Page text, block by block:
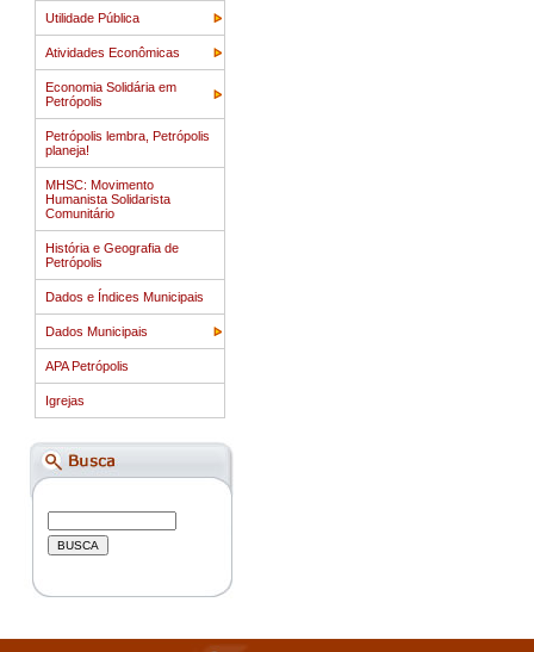
Utilidade Pública
Atividades Econômicas
Economia Solidária em
Petrópolis
Petrópolis lembra, Petrópolis
planeja!
MHSC: Movimento
Humanista Solidarista
Comunitário
História e Geografia de
Petrópolis
Dados e Índices Municipais
Dados Municipais
APA Petrópolis
Igrejas